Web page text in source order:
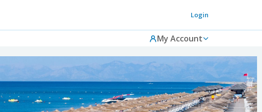
Login
My Account